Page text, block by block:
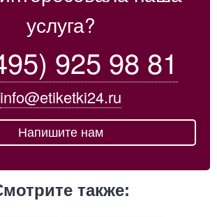
услуга?
925 98 81
info@etiketki24.ru
Напишите нам
также: